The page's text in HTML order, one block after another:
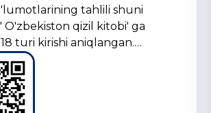
tahlili shuni
O'zbekiston qizil kitobi' ga
turi kirishi aniqlangan.…